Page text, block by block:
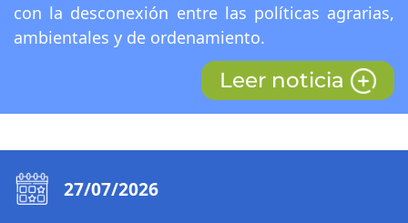
con la desconexión entre las políticas agrarias,
ambientales y de ordenamiento.
Leer noticia
27/07/2026